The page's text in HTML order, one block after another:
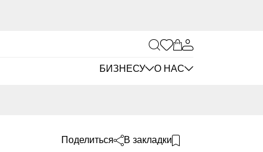
БИЗНЕСУ О НАС
Поделиться В закладки